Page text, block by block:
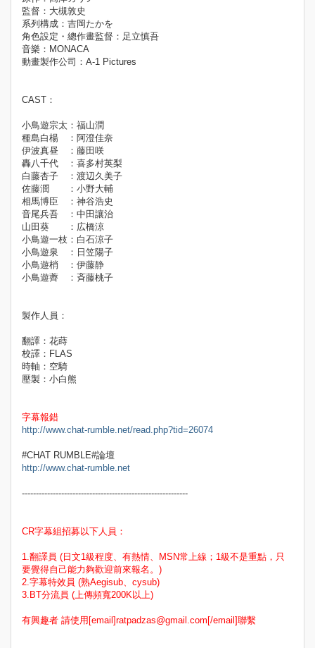
監督：大槻敦史
系列構成：吉岡たかを
角色設定・總作畫監督：足立慎吾
音樂：MONACA
動畫製作公司：A-1 Pictures
CAST：
小鳥遊宗太：福山潤
種島白楊 ：阿澄佳奈
伊波真昼 ：藤田咲
轟八千代 ：喜多村英梨
白藤杏子 ：渡辺久美子
佐藤潤 ：小野大輔
相馬博臣 ：神谷浩史
音尾兵吾 ：中田讓治
山田葵 ：広橋涼
小鳥遊一枝：白石涼子
小鳥遊泉 ：日笠陽子
小鳥遊梢 ：伊藤静
小鳥遊薺 ：斉藤桃子
製作人員：
翻譯：花蒔
校譯：FLAS
時軸：空騎
壓製：小白熊
字幕報錯
http://www.chat-rumble.net/read.php?tid=26074
#CHAT RUMBLE#論壇
http://www.chat-rumble.net
-----------------------------------------------------------
CR字幕組招募以下人員：
1.翻譯員 (日文1級程度、有熱情、MSN常上線；1級不是重點，只
要覺得自己能力夠歡迎前來報名。)
2.字幕特效員 (熟Aegisub、cysub)
3.BT分流員 (上傳頻寬200K以上)
有興趣者 請使用[email]ratpadzas@gmail.com[/email]聯繫